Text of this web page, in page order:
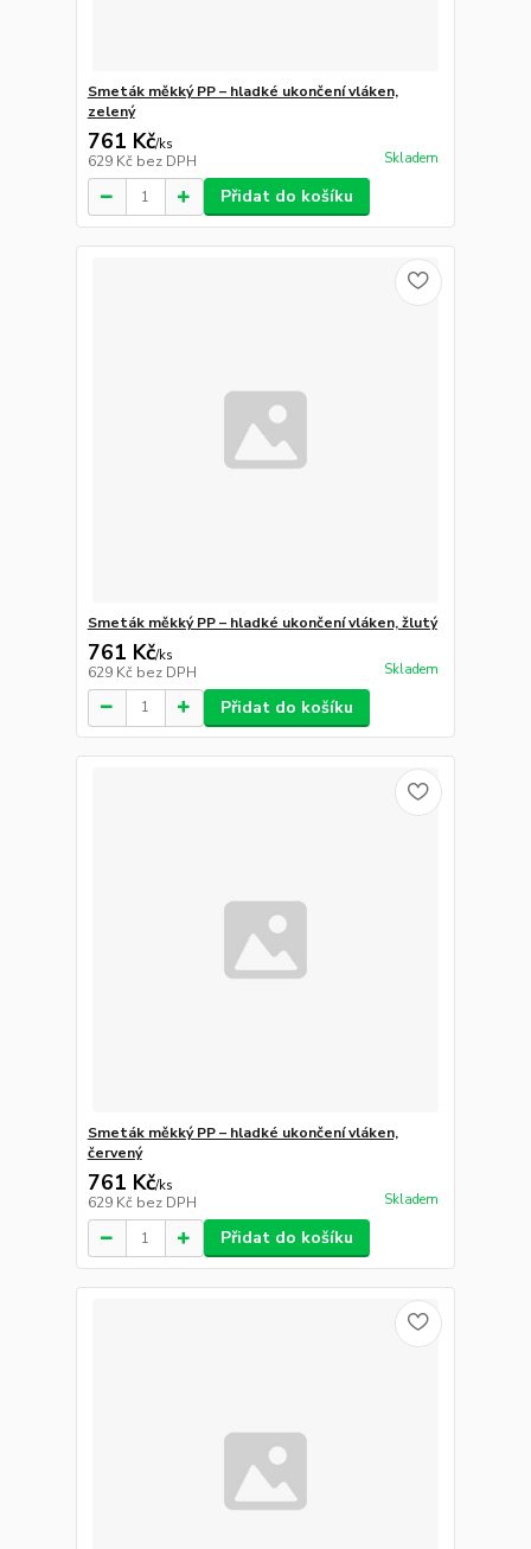
Smeták měkký PP – hladké ukončení vláken,
zelený
761 Kč/ks
629 Kč bez DPH Skladem
Přidat do košíku
Smeták měkký PP – hladké ukončení vláken, žlutý
761 Kč/ks
629 Kč bez DPH Skladem
Přidat do košíku
Smeták měkký PP – hladké ukončení vláken,
červený
761 Kč/ks
629 Kč bez DPH Skladem
Přidat do košíku